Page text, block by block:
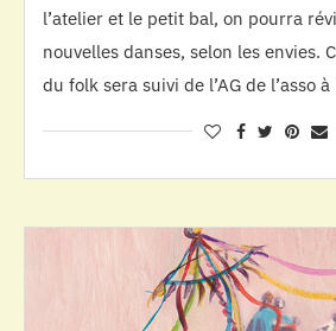
l’atelier et le petit bal, on pourra
nouvelles danses, selon les envies.
du folk sera suivi de l’AG de l’asso